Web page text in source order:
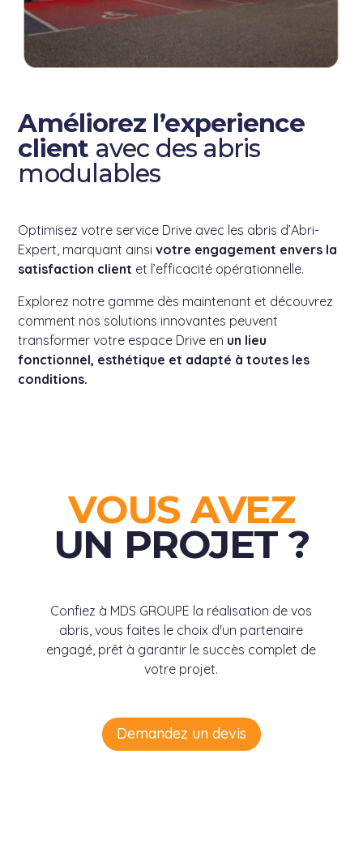
Améliorez l’experience
client avec des abris
modulables
Optimisez votre service Drive avec les abris d’Abri-
Expert, marquant ainsi votre engagement envers la
satisfaction client et l’efficacité opérationnelle.
Explorez notre gamme dès maintenant et découvrez
comment nos solutions innovantes peuvent
transformer votre espace Drive en un lieu
fonctionnel, esthétique et adapté à toutes les
conditions.
VOUS AVEZ
UN PROJET ?
Confiez à MDS GROUPE la réalisation de vos
abris, vous faites le choix d'un partenaire
engagé, prêt à garantir le succès complet de
votre projet.
Demandez un devis